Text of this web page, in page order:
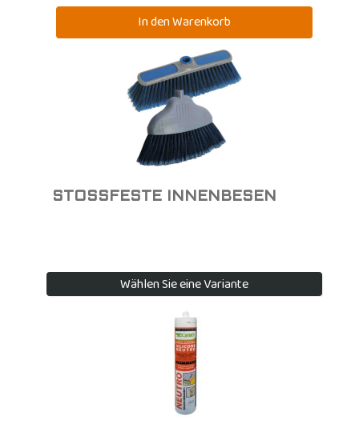
STOSSFESTE INNENBESEN
Wählen Sie eine Variante